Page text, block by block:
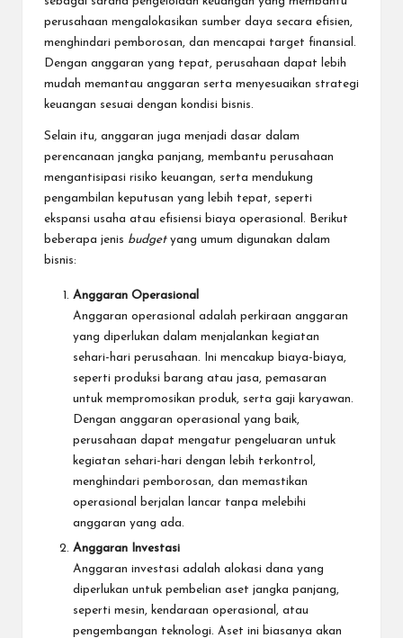
perusahaan mengalokasikan sumber daya secara efisien,
menghindari pemborosan, dan mencapai target finansial .
Dengan anggaran yang tepat, perusahaan dapat lebih
mudah memantau anggaran serta menyesuaikan strategi
keuangan sesuai dengan kondisi bisnis.
Selain itu, anggaran juga menjadi dasar dalam
perencanaan jangka panjang, membantu perusahaan
mengantisipasi risiko keuangan, serta mendukung
pengambilan keputusan yang lebih tepat, seperti
ekspansi usaha atau efisiensi biaya operasional. Berikut
beberapa jenis budget yang umum digunakan dalam
bisnis:
Anggaran Operasional
Anggaran operasional adalah perkiraan anggaran
yang diperlukan dalam menjalankan kegiatan
sehari-hari perusahaan. Ini mencakup biaya-biaya,
seperti produksi barang atau jasa, pemasaran
untuk mempromosikan produk, serta gaji karyawan.
Dengan anggaran operasional yang baik,
perusahaan dapat mengatur pengeluaran untuk
kegiatan sehari-hari dengan lebih terkontrol,
menghindari pemborosan, dan memastikan
operasional berjalan lancar tanpa melebihi
anggaran yang ada.
Anggaran Investasi
Anggaran investasi adalah alokasi dana yang
diperlukan untuk pembelian aset jangka panjang,
seperti mesin, kendaraan operasional, atau
pengembangan teknologi. Aset ini biasanya akan